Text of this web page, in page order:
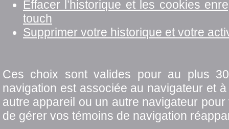
Effacer l’historique et les cookies
touch
Supprimer votre historique et votre
Ces choix sont valides pour au plus
navigation est associée au navigateur et
autre appareil ou un autre navigateur
de gérer vos témoins de navigation